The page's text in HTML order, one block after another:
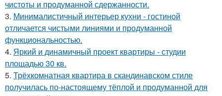
чистоты и продуманной сдержанности.
3. Минималистичный интерьер кухни - гостиной
отличается чистыми линиями и продуманной
функциональностью.
4. Яркий и динамичный проект квартиры - студии
площадью 30 кв.
5. Трёхкомнатная квартира в скандинавском стиле
получилась по-настоящему тёплой и продуманной для